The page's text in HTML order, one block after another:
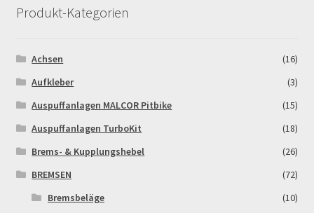
MALCOR PITCROSS / DIRTBIKE
Mein Konto
Member Directory
MERCHANDISE
Produkt-Kategorien
Achsen
(16)
Aufkleber
(3)
Auspuffanlagen MALCOR Pitbike
(15)
Auspuffanlagen TurboKit
(18)
Brems- & Kupplungshebel
(26)
BREMSEN
(72)
Bremsbeläge
(10)